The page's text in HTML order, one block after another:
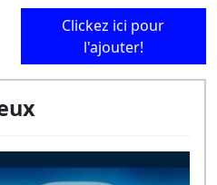
Clickez ici pour
l'ajouter!